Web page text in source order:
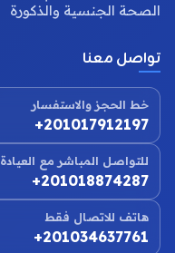
الصحة الجنسية والذكورة
تواصل معنا
خط الحجز والاستفسار
+201017912197
للتواصل المباشر مع العيادة
+201018874287
هاتف للاتصال فقط
+201034637761